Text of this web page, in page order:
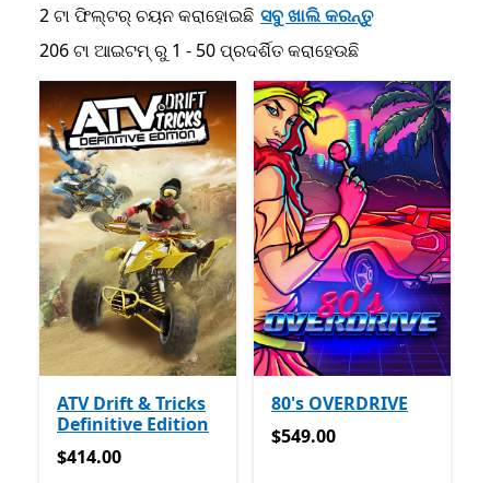
2 ଟା ଫିଲ୍ଟର୍ ଚୟନ କରାହୋଇଛି ସବୁ ଖାଲି କରନ୍ତୁ
206 ଟା ଆଇଟମ୍ ରୁ 1 - 50 ପ୍ରଦର୍ଶିତ କରାହେଉଛି
206 ଟା ଆଇଟମ୍ ରୁ 1 - 50 ପ୍ରଦର୍ଶିତ କରାହେଉଛି
ATV Drift & Tricks
Definitive Edition
$414.00
$414.00
80's OVERDRIVE
$549.00
$549.00